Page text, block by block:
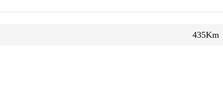
435Km